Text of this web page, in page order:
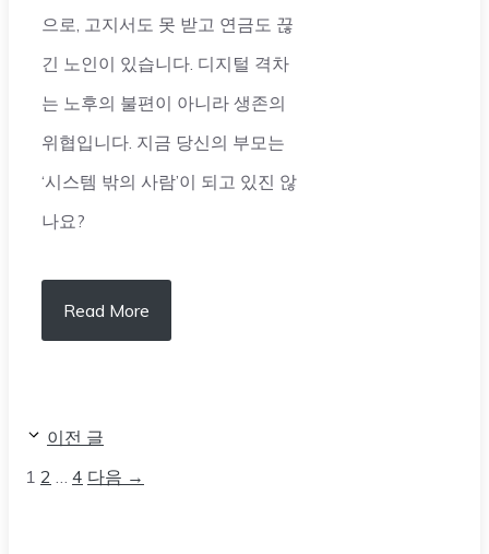
으로, 고지서도 못 받고 연금도 끊
긴 노인이 있습니다. 디지털 격차
는 노후의 불편이 아니라 생존의
위협입니다. 지금 당신의 부모는
‘시스템 밖의 사람’이 되고 있진 않
나요?
Read More
이전 글
페1 페
2
페
4 다음 →